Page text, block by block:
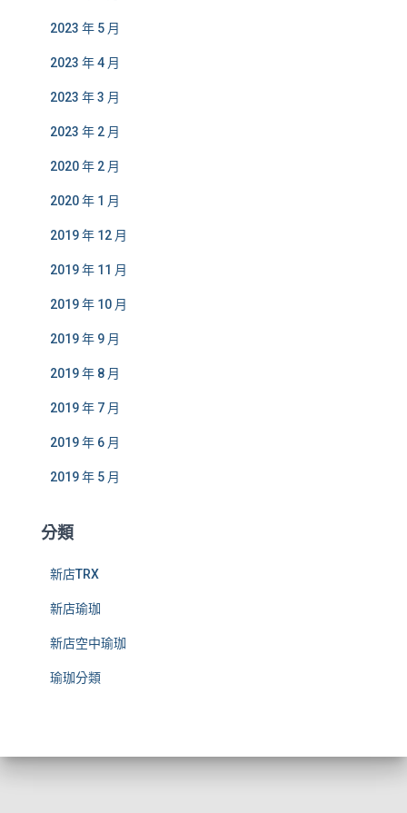
2023 年 5 月
2023 年 4 月
2023 年 3 月
2023 年 2 月
2020 年 2 月
2020 年 1 月
2019 年 12 月
2019 年 11 月
2019 年 10 月
2019 年 9 月
2019 年 8 月
2019 年 7 月
2019 年 6 月
2019 年 5 月
分類
新店TRX
新店瑜珈
新店空中瑜珈
瑜珈分類